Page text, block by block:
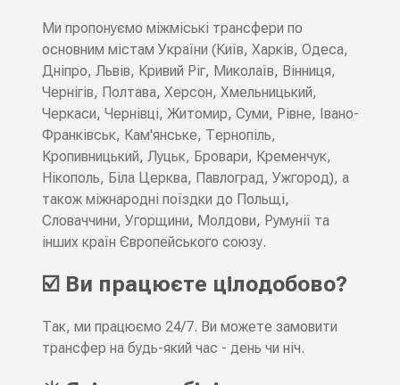
Ми пропонуємо міжміські трансфери по
основним містам України (Київ, Харків, Одеса,
Дніпро, Львів, Кривий Ріг, Миколаїв, Вінниця,
Чернігів, Полтава, Херсон, Хмельницький,
Черкаси, Чернівці, Житомир, Суми, Рівне, Івано-
Франківськ, Кам'янське, Тернопіль,
Кропивницький, Луцьк, Бровари, Кременчук,
Нікополь, Біла Церква, Павлоград, Ужгород), а
також міжнародні поїздки до Польщі,
Словаччини, Угорщини, Молдови, Румунії та
інших країн Європейського союзу.
☑️ Ви працюєте цілодобово?
Так, ми працюємо 24/7. Ви можете замовити
трансфер на будь-який час - день чи ніч.